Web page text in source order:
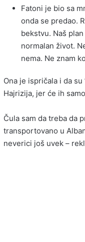
Fatoni je bio sa
onda se predao.
bekstvu. Naš
normalan život.
nema. Ne znam
Ona je ispričala i da
Hajrizija, jer će ih
Čula sam da treba da
transportovano u
neverici još uvek –